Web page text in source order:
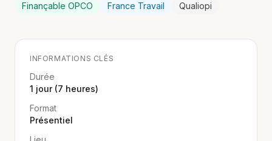
Finançable OPCO France Travail Qualiopi
INFORMATIONS CLÉS
Durée
1 jour (7 heures)
Format
Présentiel